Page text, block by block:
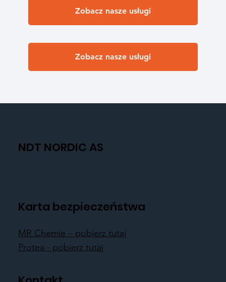
Zobacz nasze usługi
Zobacz nasze usługi
NDT NORDIC AS
Karta bezpieczeństwa
MR Chemie – pobierz tutaj
Protea - pobierz tutaj